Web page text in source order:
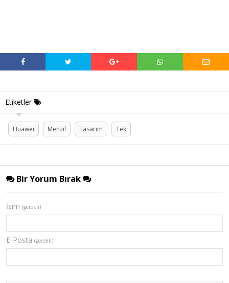
Etiketler
Huawei Menzil Tasarım Tek
Bir Yorum Bırak
İsim (gerekli)
E-Posta (gerekli)